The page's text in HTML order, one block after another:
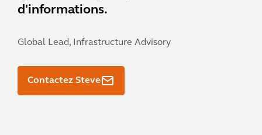
d'informations.
Global Lead, Infrastructure Advisory
Contactez Steve